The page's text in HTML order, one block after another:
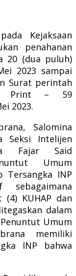
Kejaksaan
penahanan
20 (dua puluh)
2023 sampai
Surat perintah
: Print – 59
2023.
Salomina
Seksi Intelijen
Fajar Said
Umum
Tersangka INP
sebagaimana
KUHAP dan
dalam
Penuntut Umum
memiliki
INP bahwa